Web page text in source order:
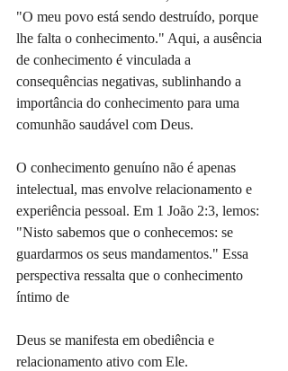
"O meu povo está sendo destruído, porque
lhe falta o conhecimento." Aqui, a ausência
de conhecimento é vinculada a
consequências negativas, sublinhando a
importância do conhecimento para uma
comunhão saudável com Deus.
O conhecimento genuíno não é apenas
intelectual, mas envolve relacionamento e
experiência pessoal. Em 1 João 2:3, lemos:
"Nisto sabemos que o conhecemos: se
guardarmos os seus mandamentos." Essa
perspectiva ressalta que o conhecimento
íntimo de
Deus se manifesta em obediência e
relacionamento ativo com Ele.